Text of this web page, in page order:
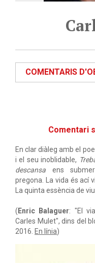
COMENTARIS
Comentari
En clar diàleg amb el
i el seu inoblidable,
descansa
ens
pregona. La vida és ací
La quinta essència de
( Enric Balaguer: "El
Carles Mulet", dins del
2016 En línia)